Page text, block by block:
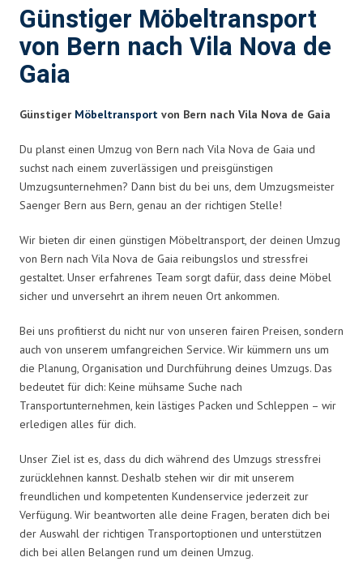
Günstiger Möbeltransport
von Bern nach Vila Nova de
Gaia
Günstiger Möbeltransport von Bern nach Vila Nova de Gaia
Du planst einen Umzug von Bern nach Vila Nova de Gaia und
suchst nach einem zuverlässigen und preisgünstigen
Umzugsunternehmen? Dann bist du bei uns, dem Umzugsmeister
Saenger Bern aus Bern, genau an der richtigen Stelle!
Wir bieten dir einen günstigen Möbeltransport, der deinen Umzug
von Bern nach Vila Nova de Gaia reibungslos und stressfrei
gestaltet. Unser erfahrenes Team sorgt dafür, dass deine Möbel
sicher und unversehrt an ihrem neuen Ort ankommen.
Bei uns profitierst du nicht nur von unseren fairen Preisen, sondern
auch von unserem umfangreichen Service. Wir kümmern uns um
die Planung, Organisation und Durchführung deines Umzugs. Das
bedeutet für dich: Keine mühsame Suche nach
Transportunternehmen, kein lästiges Packen und Schleppen – wir
erledigen alles für dich.
Unser Ziel ist es, dass du dich während des Umzugs stressfrei
zurücklehnen kannst. Deshalb stehen wir dir mit unserem
freundlichen und kompetenten Kundenservice jederzeit zur
Verfügung. Wir beantworten alle deine Fragen, beraten dich bei
der Auswahl der richtigen Transportoptionen und unterstützen
dich bei allen Belangen rund um deinen Umzug.